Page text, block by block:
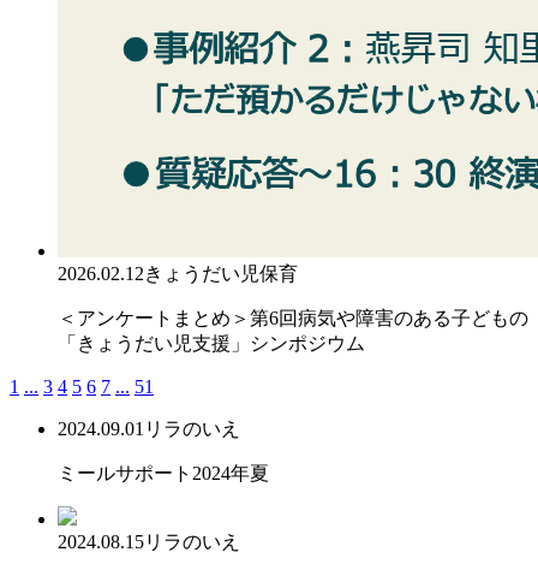
2026.02.12きょうだい児保育
＜アンケートまとめ＞第6回病気や障害のある子どもの
「きょうだい児支援」シンポジウム
1 ... 3 4 5 6 7 ... 51
2024.09.01 リラのいえ
ミールサポート2024年夏
2024.08.15リラのいえ